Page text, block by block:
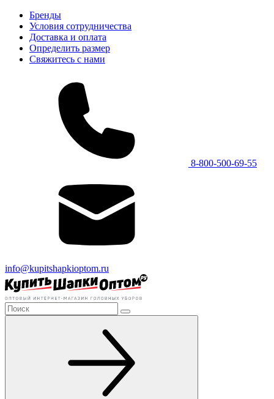
Бренды
Условия сотрудничества
Доставка и оплата
Определить размер
Свяжитесь с нами
8-800-500-69-55
info@kupitshapkioptom.ru